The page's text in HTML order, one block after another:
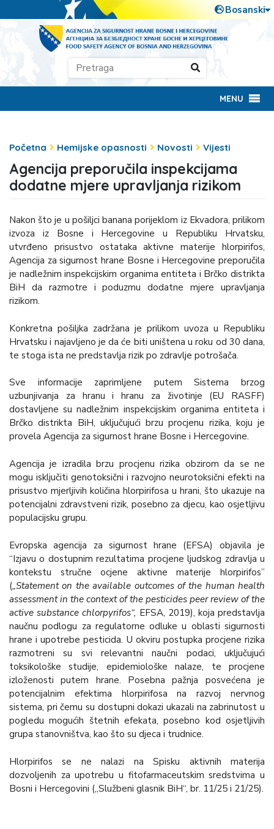
MENU
Početna Hemijske opasnosti Novosti Vijesti
Agencija preporučila inspekcijama
dodatne mjere upravljanja rizikom
Nakon što je u pošiljci banana porijeklom iz Ekvadora, prilikom
izvoza iz Bosne i Hercegovine u Republiku Hrvatsku,
utvrđeno prisustvo ostataka aktivne materije hlorpirifos,
Agencija za sigurnost hrane Bosne i Hercegovine preporučila
je nadležnim inspekcijskim organima entiteta i Brčko distrikta
BiH da razmotre i poduzmu dodatne mjere upravljanja
rizikom.
Konkretna pošiljka zadržana je prilikom uvoza u Republiku
Hrvatsku i najavljeno je da će biti uništena u roku od 30 dana,
te stoga ista ne predstavlja rizik po zdravlje potrošača.
Sve informacije zaprimljene putem Sistema brzog
uzbunjivanja za hranu i hranu za životinje (EU RASFF)
dostavljene su nadležnim inspekcijskim organima entiteta i
Brčko distrikta BiH, uključujući brzu procjenu rizika, koju je
provela Agencija za sigurnost hrane Bosne i Hercegovine.
Agencija je izradila brzu procjenu rizika obzirom da se ne
mogu isključiti genotoksični i razvojno neurotoksični efekti na
prisustvo mjerljivih količina hlorpirifosa u hrani, što ukazuje na
potencijalni zdravstveni rizik, posebno za djecu, kao osjetljivu
populacijsku grupu.
Evropska agencija za sigurnost hrane (EFSA) objavila je
“Izjavu o dostupnim rezultatima procjene ljudskog zdravlja u
kontekstu stručne ocjene aktivne materije hlorpirifos”
(„Statement on the available outcomes of the human health
assessment in the context of the pesticides peer review of the
active substance chlorpyrifos“, EFSA, 2019), koja predstavlja
naučnu podlogu za regulatorne odluke u oblasti sigurnosti
hrane i upotrebe pesticida. U okviru postupka procjene rizika
razmotreni su svi relevantni naučni podaci, uključujući
toksikološke studije, epidemiološke nalaze, te procjene
izloženosti putem hrane. Posebna pažnja posvećena je
potencijalnim efektima hlorpirifosa na razvoj nervnog
sistema, pri čemu su dostupni dokazi ukazali na zabrinutost u
pogledu mogućih štetnih efekata, posebno kod osjetljivih
grupa stanovništva, kao što su djeca i trudnice.
Hlorpirifos se ne nalazi na Spisku aktivnih materija
dozvoljenih za upotrebu u fitofarmaceutskim sredstvima u
Bosni i Hercegovini („Službeni glasnik BiH“, br. 11/25 i 21/25).